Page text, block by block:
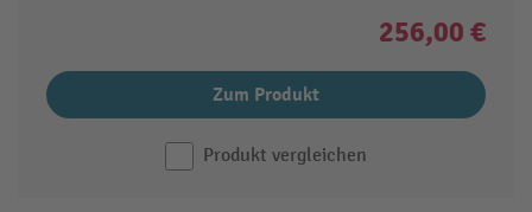
256,00 €
Zum Produkt
Produkt vergleichen